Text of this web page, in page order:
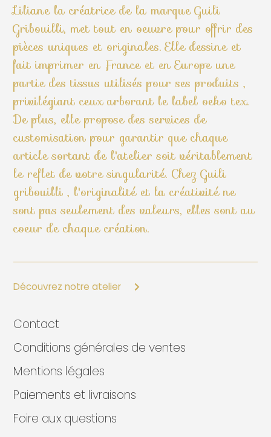
Liliane la créatrice de la marque Guili
Gribouilli, met tout en oeuvre pour offrir des
pièces uniques et originales. Elle dessine et
fait imprimer en France et en Europe une
partie des tissus utilisés pour ses produits ,
privilégiant ceux arborant le label oeko tex.
De plus, elle propose des services de
customisation pour garantir que chaque
article sortant de l'atelier soit véritablement
le reflet de votre singularité. Chez Guili
gribouilli , l'originalité et la créativité ne
sont pas seulement des valeurs, elles sont au
coeur de chaque création.
Découvrez notre atelier
Contact
Conditions générales de ventes
Mentions légales
Paiements et livraisons
Foire aux questions